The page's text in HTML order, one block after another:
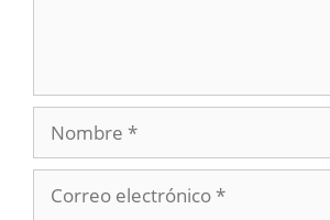
Nombre
electrónico